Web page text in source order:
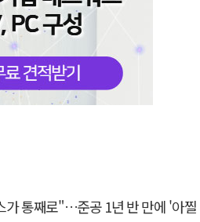
통째로"…준공 1년 반 만에 '아찔 사고'